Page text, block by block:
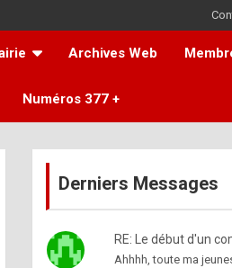
Archives Web
Numéros 377 +
Derniers Messages
RE: Le début d'un
Ahhhh, toute ma